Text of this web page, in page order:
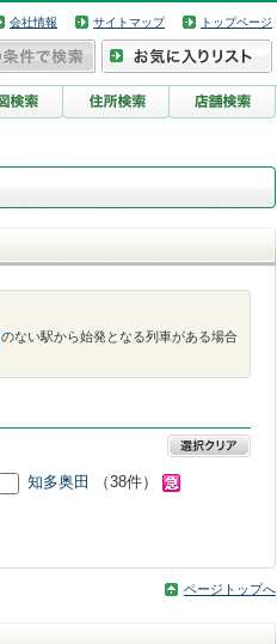
会社情報 サイトマップ トップページ
のない駅から始発となる列車がある場合
知多奥田
（38件）
ページトップへ